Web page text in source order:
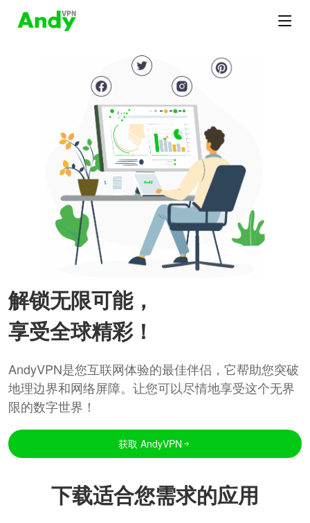
解锁无限可能，
享受全球精彩！
AndyVPN是您互联网体验的最佳伴侣，它帮助您突破
地理边界和网络屏障。让您可以尽情地享受这个无界
限的数字世界！
获取 AndyVPN
下载适合您需求的应用